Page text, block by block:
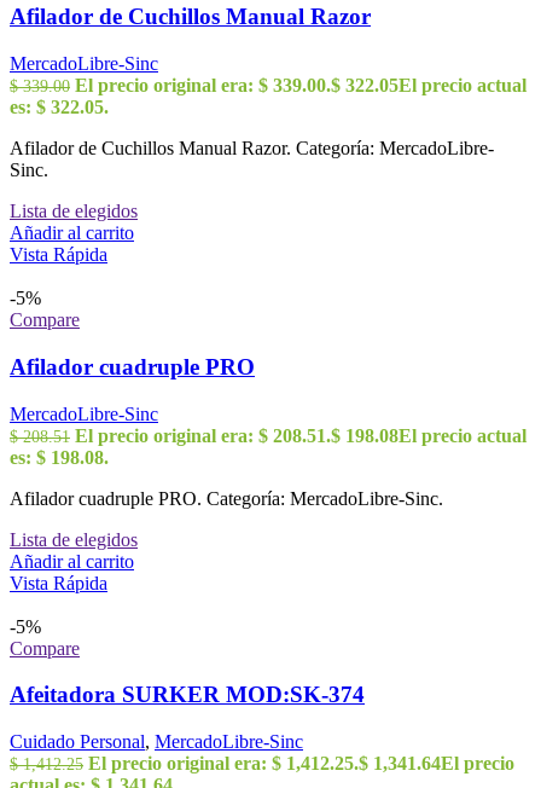
Afilador de Cuchillos Manual Razor
MercadoLibre-Sinc
$339.00 El precio original era: $ 339.00.$ 322.05El precio actual
es: $ 322.05.
Afilador de Cuchillos Manual Razor. Categoría: MercadoLibre-
Sinc.
Lista de elegidos
Añadir al carrito
Vista Rápida
-5%
Compare
Afilador cuadruple PRO
MercadoLibre-Sinc
$208.51 El precio original era: $ 208.51.$ 198.08El precio actual
es: $ 198.08.
Afilador cuadruple PRO. Categoría: MercadoLibre-Sinc.
Lista de elegidos
Añadir al carrito
Vista Rápida
-5%
Compare
Afeitadora SURKER MOD:SK-374
Cuidado Personal, MercadoLibre-Sinc
$1,412.25 El precio original era: $ 1,412.25.$ 1,341.64El precio